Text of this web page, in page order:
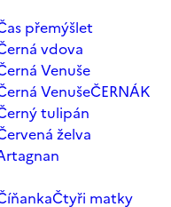
přemýšlet
vdova
Venuše
VenušeČERNÁK
tulipán
želva
Čtyři matky